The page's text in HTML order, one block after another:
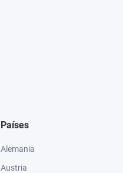
Países
Alemania
Austria